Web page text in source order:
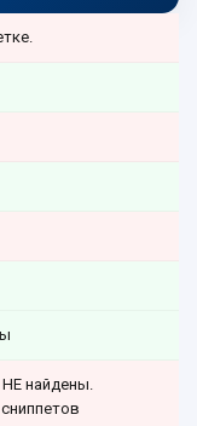
НЕ найдены.